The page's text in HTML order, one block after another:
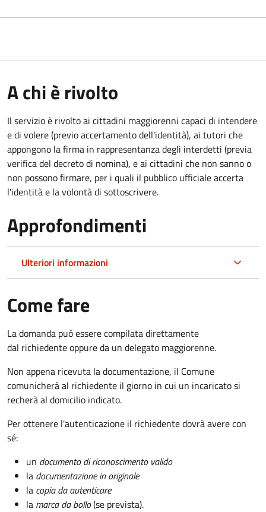
A chi è rivolto
Il servizio è rivolto ai cittadini maggiorenni capaci di intendere
e di volere (previo accertamento dell'identità), ai tutori che
appongono la firma in rappresentanza degli interdetti (previa
verifica del decreto di nomina), e ai cittadini che non sanno o
non possono firmare, per i quali il pubblico ufficiale accerta
l'identità e la volontà di sottoscrivere.
Approfondimenti
Ulteriori informazioni
Come fare
La domanda può essere compilata direttamente
dal richiedente oppure da un delegato maggiorenne.
Non appena ricevuta la documentazione, il Comune
comunicherà al richiedente il giorno in cui un incaricato si
recherà al domicilio indicato.
Per ottenere l'autenticazione il richiedente dovrà avere con
sé:
un documento di riconoscimento valido
la documentazione in originale
la copia da autenticare
la marca da bollo(se prevista).